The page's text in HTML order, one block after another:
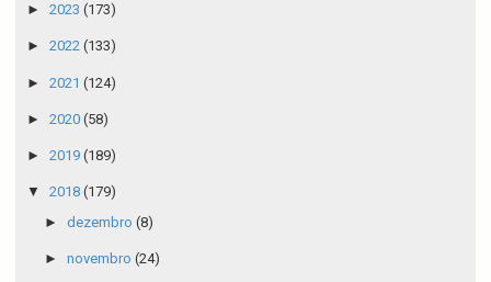
► 2023 (173)
► 2022 (133)
► 2021 (124)
► 2020 (58)
► 2019 (189)
▼ 2018 (179)
► dezembro (8)
► novembro (24)